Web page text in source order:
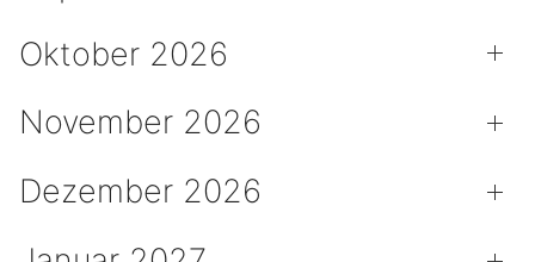
Oktober 2026
November 2026
Dezember 2026